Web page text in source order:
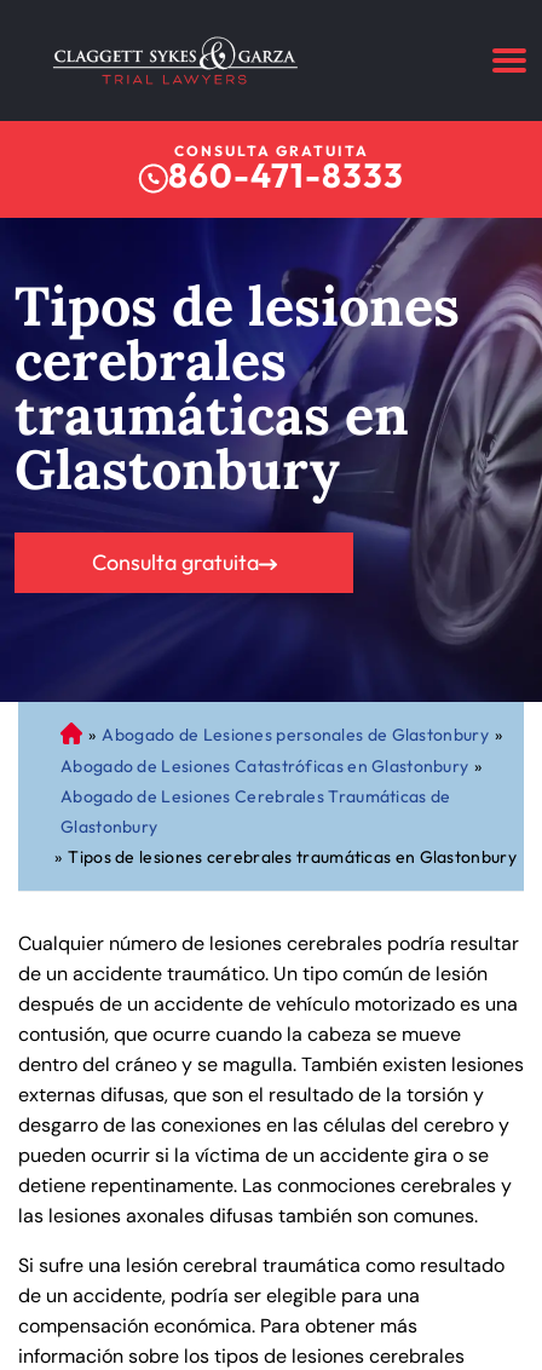
CONSULTA GRATUITA
860-471-8333
Tipos de lesiones
cerebrales
traumáticas en
Glastonbury
Consulta gratuita
A
bo
ga
do
de
Pe
on
al
Inj
ur
y
de
C
on
ne
cti
» Abogado de Lesiones personales de Glastonbury »
Abogado de Lesiones Catastróficas en Glastonbury »
Abogado de Lesiones Cerebrales Traumáticas de
Glastonbury
» Tipos de lesiones cerebrales traumáticas en Glastonbury
Cualquier número de lesiones cerebrales podría resultar
de un accidente traumático. Un tipo común de lesión
después de un accidente de vehículo motorizado es una
contusión, que ocurre cuando la cabeza se mueve
dentro del cráneo y se magulla. También existen lesiones
externas difusas, que son el resultado de la torsión y
desgarro de las conexiones en las células del cerebro y
pueden ocurrir si la víctima de un accidente gira o se
detiene repentinamente. Las conmociones cerebrales y
las lesiones axonales difusas también son comunes.
Si sufre una lesión cerebral traumática como resultado
de un accidente, podría ser elegible para una
compensación económica. Para obtener más
información sobre los tipos de lesiones cerebrales